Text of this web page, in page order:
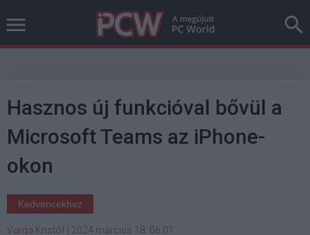
Hasznos új funkcióval bővül a
Microsoft Teams az iPhone-
okon
Kedvencekhez
Varga Kristóf 2024 március 18. 06:01